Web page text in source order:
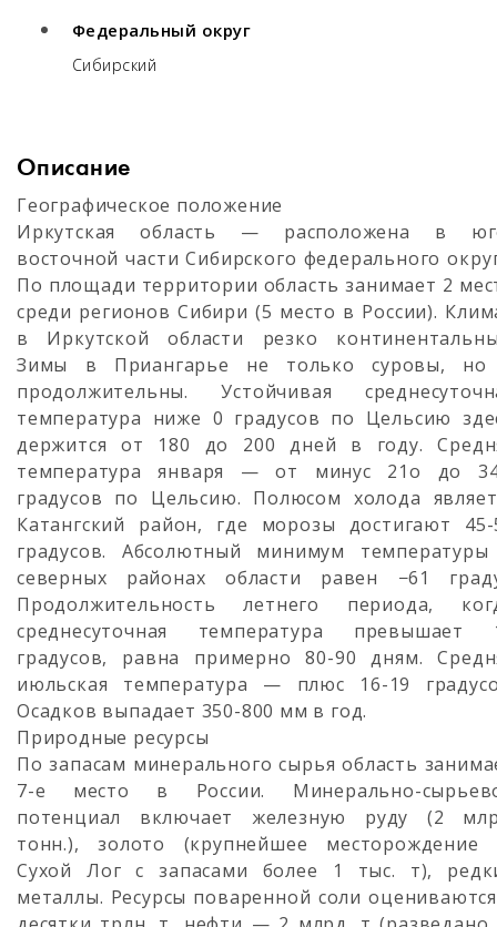
Федеральный округ
Сибирский
Описание
Географическое положение
Иркутская область — расположена в
восточной части Сибирского федерального
По площади территории область занимает 2
среди регионов Сибири (5 место в России).
в Иркутской области резко
Зимы в Приангарье не только суровы,
продолжительны. Устойчивая
температура ниже 0 градусов по Цельсию
держится от 180 до 200 дней в году.
температура января — от минус 21о до
градусов по Цельсию. Полюсом холода
Катангский район, где морозы достигают 45-
градусов. Абсолютный минимум
северных районах области равен −61
Продолжительность летнего периода,
среднесуточная температура превышает
градусов, равна примерно 80-90 дням.
июльская температура — плюс 16-19
Осадков выпадает 350-800 мм в год.
Природные ресурсы
По запасам минерального сырья область
7-е место в России. Минерально-
потенциал включает железную руду (2
тонн.), золото (крупнейшее
Сухой Лог с запасами более 1 тыс. т),
металлы. Ресурсы поваренной соли